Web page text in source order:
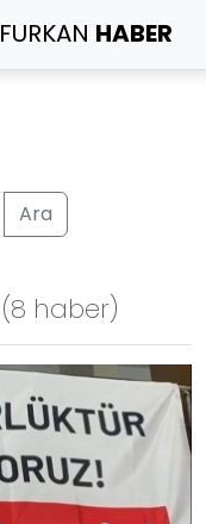
FURKAN HABER
Ara
(8 haber)